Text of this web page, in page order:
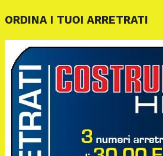
ORDINA I TUOI ARRETRATI